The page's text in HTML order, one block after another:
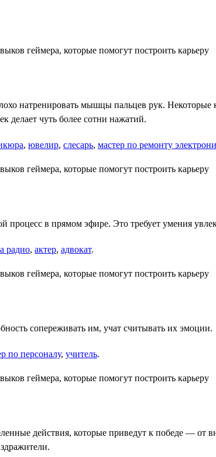
натренировать мышцы пальцев рук.
делает чуть более сотни нажатий.
, ювелир, слесарь, мастер по ремонту
в прямом эфире. Это требует умения
радио, актер, адвокат.
сопереживать им, учат считывать их эмоции.
по персоналу, учитель.
действия, которые приведут к победе — от